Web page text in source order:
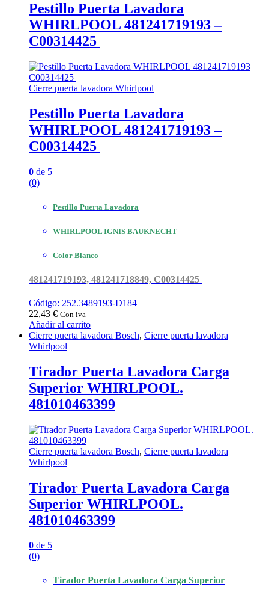
Pestillo Puerta Lavadora
WHIRLPOOL 481241719193 –
C00314425
Cierre puerta lavadora Whirlpool
Pestillo Puerta Lavadora
WHIRLPOOL 481241719193 –
C00314425
0 de 5
(0)
Pestillo Puerta Lavadora
WHIRLPOOL IGNIS BAUKNECHT
Color Blanco
481241719193, 481241718849, C00314425
Código: 252.3489193-D184
22,43 € Con iva
Añadir al carrito
Cierre puerta lavadora Bosch, Cierre puerta lavadora
Whirlpool
Tirador Puerta Lavadora Carga
Superior WHIRLPOOL.
481010463399
Cierre puerta lavadora Bosch, Cierre puerta lavadora
Whirlpool
Tirador Puerta Lavadora Carga
Superior WHIRLPOOL.
481010463399
0 de 5
(0)
Tirador Puerta Lavadora Carga Superior